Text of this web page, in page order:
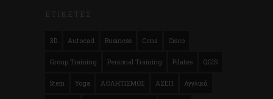
ΕΤΙΚΈΤΕΣ
3D Autocad Business Ccna Cisco
Group Training Personal Training Pilates QGIS
Stem Yoga ΑΘΛΗΤΙΣΜΟΣ ΑΣΕΠ Αγγλικά